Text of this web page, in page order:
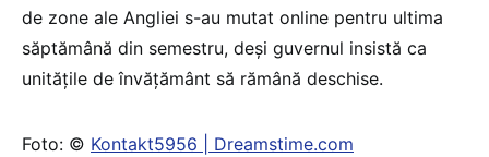
de zone ale Angliei s-au mutat online pentru ultima
săptămână din semestru, deși guvernul insistă ca
unitățile de învățământ să rămână deschise.
Foto: © Kontakt5956 | Dreamstime.com